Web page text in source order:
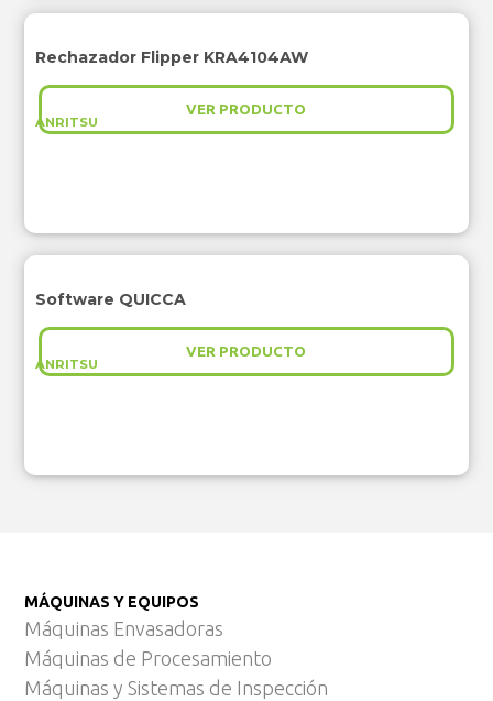
ANRITSU
Rechazador Flipper KRA4104AW
VER PRODUCTO
ANRITSU
Software QUICCA
VER PRODUCTO
MÁQUINAS Y EQUIPOS
Máquinas Envasadoras
Máquinas de Procesamiento
Máquinas y Sistemas de Inspección